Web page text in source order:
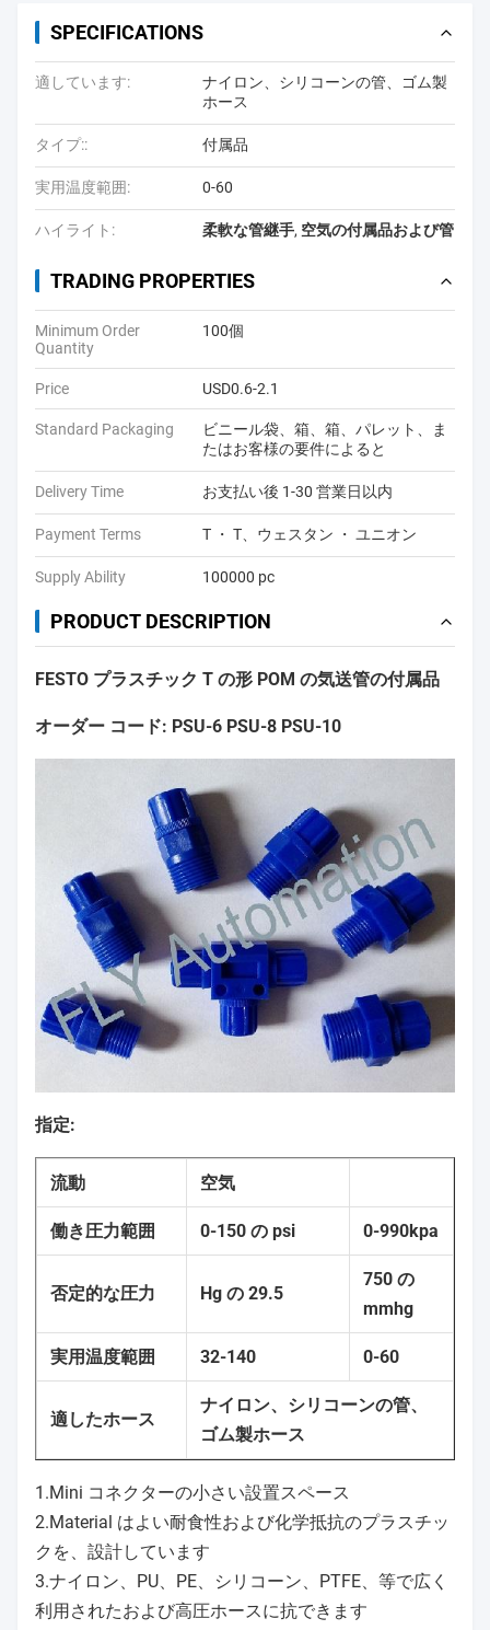
SPECIFICATIONS
適しています:
ナイロン、シリコーンの管、ゴム製
ホース
タイプ:: 付属品
実用温度範囲: 0-60
ハイライト: 柔軟な管継手, 空気の付属品および管
TRADING PROPERTIES
Minimum Order
Quantity
100個
Price USD0.6-2.1
Standard Packaging
ビニール袋、箱、箱、パレット、ま
たはお客様の要件によると
Delivery Time お支払い後 1-30 営業日以内
Payment Terms T ・ T、ウェスタン ・ ユニオン
Supply Ability 100000 pc
PRODUCT DESCRIPTION
FESTO プラスチック T の形 POM の気送管の付属品
オーダー コード: PSU-6 PSU-8 PSU-10
指定:
流動 空気
働き圧力範囲 0-150 の psi 0-990kpa
否定的な圧力 Hg の 29.5
750 の
mmhg
実用温度範囲 32-140 0-60
適したホース
ナイロン、シリコーンの管、
ゴム製ホース
1.Mini コネクターの小さい設置スペース
2.Material はよい耐食性および化学抵抗のプラスチッ
クを、設計しています
3.ナイロン、PU、PE、シリコーン、PTFE、等で広く
利用されたおよび高圧ホースに抗できます